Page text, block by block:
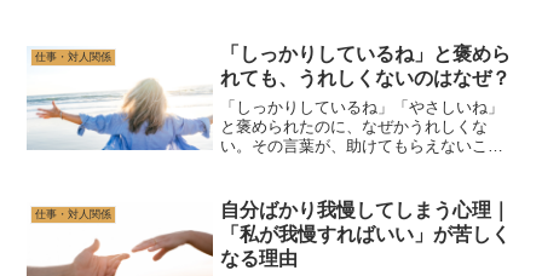
仕事・対人関係
「しっかりしているね」と褒めら
れても、うれしくないのはなぜ？
「しっかりしているね」「やさしいね」
と褒められたのに、なぜかうれしくな
い。その言葉が、助けてもらえないこと
ヤモヤする理由を解説します。
仕事・対人関係
自分ばかり我慢してしまう心理｜
「私が我慢すればいい」が苦しく
なる理由